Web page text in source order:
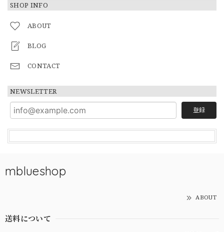
SHOP INFO
ABOUT
BLOG
CONTACT
NEWSLETTER
登録
mblueshop
ABOUT
送料について